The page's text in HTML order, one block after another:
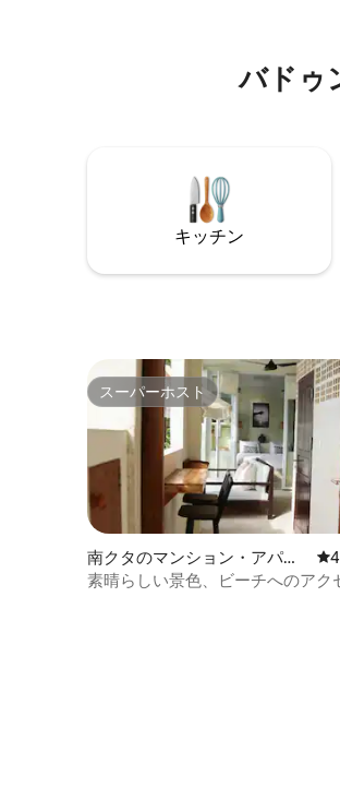
バドゥ
キッチン
スーパーホスト
スーパーホスト
南クタのマンション・アパー
ト
レ
素晴らしい景色、ビーチへのアク